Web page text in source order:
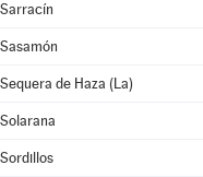
Sarracín
Sasamón
Sequera de Haza (La)
Solarana
Sordillos